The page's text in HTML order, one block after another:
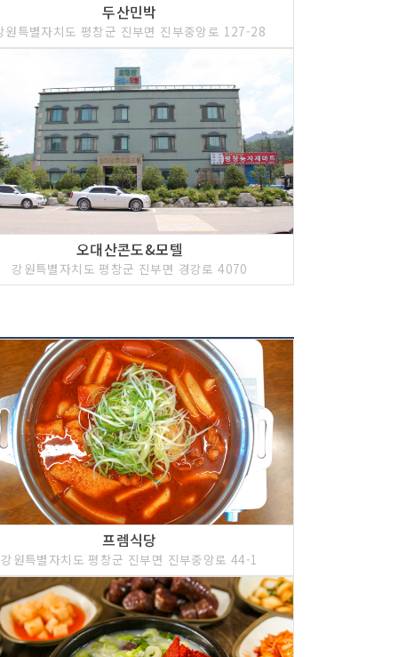
두산민박
원특별자치도 평창군 진부면 진부중앙로 127-28
오대산콘도&모텔
강원특별자치도 평창군 진부면 경강로 4070
프렘식당
강원특별자치도 평창군 진부면 진부중앙로 44-1